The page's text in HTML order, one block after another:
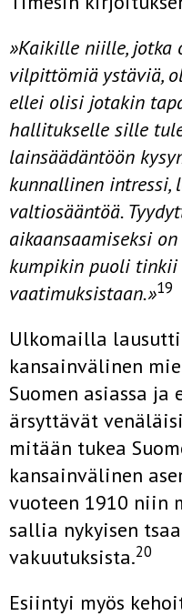
»Kaikille niille, jotka
vilpittömiä ystäviä,
ellei olisi jotakin
hallitukselle sille
lainsäädäntöön
kunnallinen intressi,
valtiosääntöä.
aikaansaamiseksi
kumpikin puoli
vaatimuksistaan.»19
Ulkomailla
kansainvälinen
Suomen asiassa
ärsyttävät
mitään tukea
kansainvälinen
vuoteen 1910 niin
sallia nykyi­sen
vakuutuksista.20
Esiintyi myös